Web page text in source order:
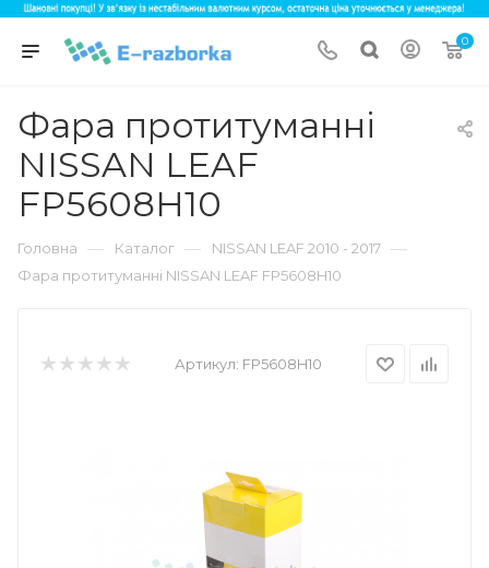
0
Фара протитуманні
NISSAN LEAF
FP5608H10
Головна — Каталог — NISSAN LEAF 2010 - 2017 —
Фара протитуманні NISSAN LEAF FP5608H10
Артикул: FP5608H10